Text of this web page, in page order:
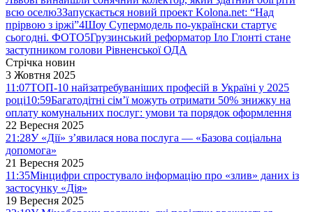
всю оселю3Запускається новий проект Kolona.net: “Над
прірвою з іржі”4Шоу Супермодель по-українски стартує
сьогодні. ФОТО5Грузинський реформатор Іло Глонті стане
заступником голови Рівненської ОДА
Стрічка новин
3 Жовтня 2025
11:07ТОП-10 найзатребуваніших професій в Україні у 2025
році10:59Багатодітні сім’ї можуть отримати 50% знижку на
оплату комунальних послуг: умови та порядок оформлення
22 Вересня 2025
21:28У «Дії» з’явилася нова послуга — «Базова соціальна
допомога»
21 Вересня 2025
11:35Мінцифри спростувало інформацію про «злив» даних із
застосунку «Дія»
19 Вересня 2025